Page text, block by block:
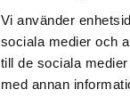
Vi använder
sociala medier och
till de sociala
med annan